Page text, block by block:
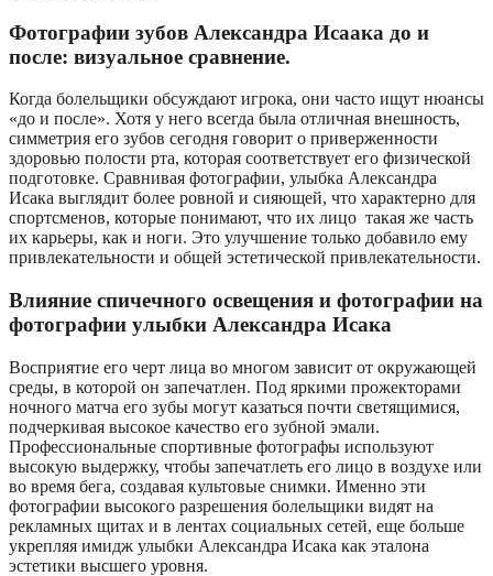
Фотографии зубов Александра Исаака до и
после: визуальное сравнение.
Когда болельщики обсуждают игрока, они часто ищут нюансы
«до и после». Хотя у него всегда была отличная внешность,
симметрия его зубов сегодня говорит о приверженности
здоровью полости рта, которая соответствует его физической
подготовке. Сравнивая фотографии, улыбка Александра
Исака выглядит более ровной и сияющей, что характерно для
спортсменов, которые понимают, что их лицо такая же часть
их карьеры, как и ноги. Это улучшение только добавило ему
привлекательности и общей эстетической привлекательности.
Влияние спичечного освещения и фотографии на
фотографии улыбки Александра Исака
Восприятие его черт лица во многом зависит от окружающей
среды, в которой он запечатлен. Под яркими прожекторами
ночного матча его зубы могут казаться почти светящимися,
подчеркивая высокое качество его зубной эмали.
Профессиональные спортивные фотографы используют
высокую выдержку, чтобы запечатлеть его лицо в воздухе или
во время бега, создавая культовые снимки. Именно эти
фотографии высокого разрешения болельщики видят на
рекламных щитах и ​​в лентах социальных сетей, еще больше
укрепляя имидж улыбки Александра Исака как эталона
эстетики высшего уровня.